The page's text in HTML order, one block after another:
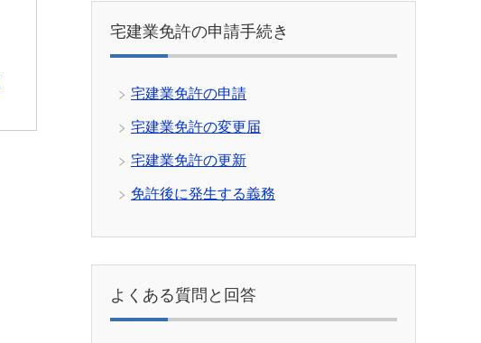
宅建業免許の申請手続き
宅建業免許の申請
宅建業免許の変更届
宅建業免許の更新
免許後に発生する義務
よくある質問と回答